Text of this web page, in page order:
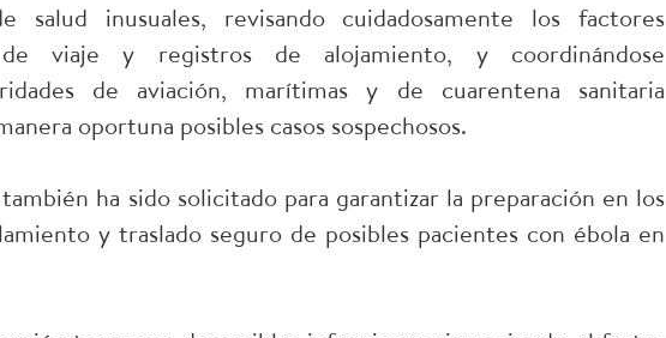
salud inusuales, revisando cuidadosamente los factores
de viaje y registros de alojamiento, y coordinándose
de aviación, marítimas y de cuarentena sanitaria
oportuna posibles casos sospechosos.
ha sido solicitado para garantizar la preparación en los
y traslado seguro de posibles pacientes con ébola en